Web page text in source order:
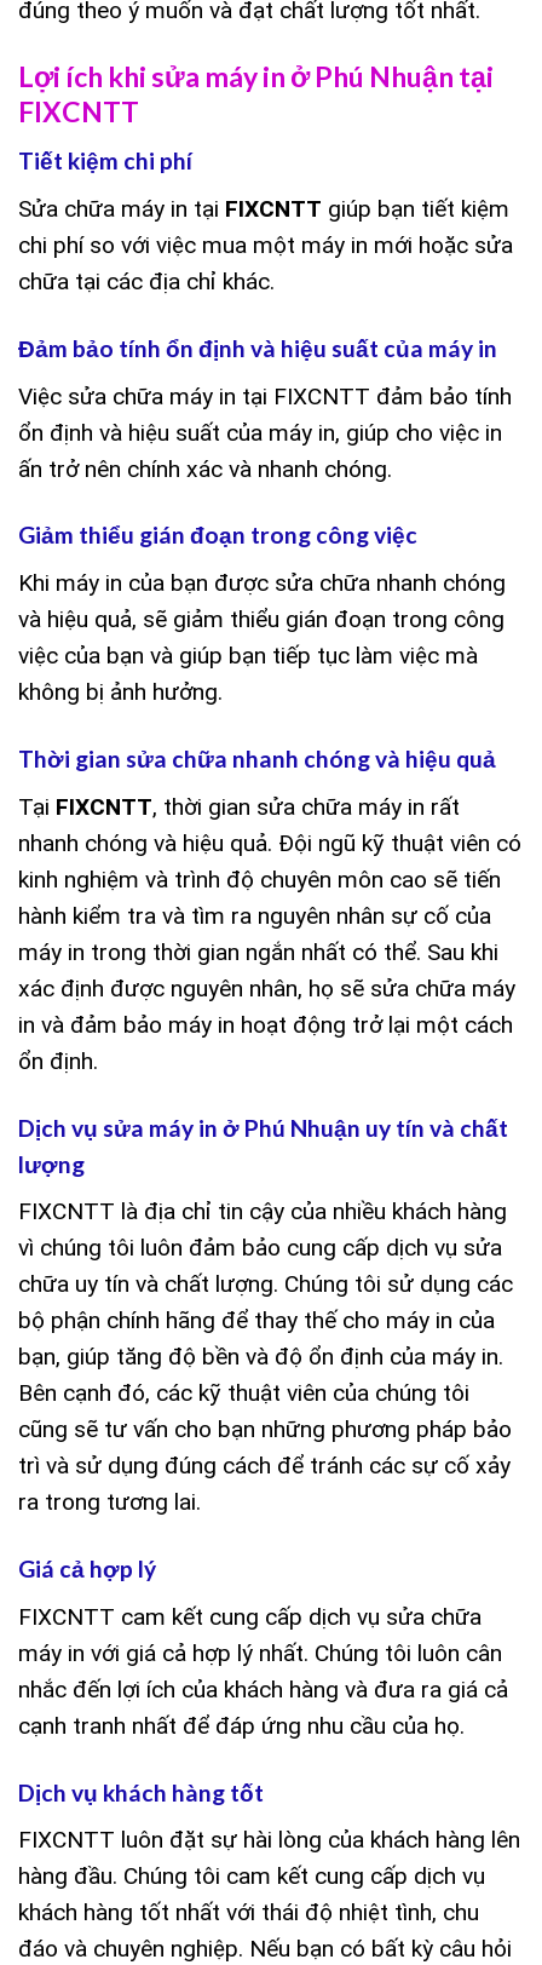
đúng theo ý muốn và đạt chất lượng tốt nhất.
Lợi ích khi sửa máy in ở Phú Nhuận tại
FIXCNTT
Tiết kiệm chi phí
Sửa chữa máy in tại FIXCNTT giúp bạn tiết kiệm
chi phí so với việc mua một máy in mới hoặc sửa
chữa tại các địa chỉ khác.
Đảm bảo tính ổn định và hiệu suất của máy in
Việc sửa chữa máy in tại FIXCNTT đảm bảo tính
ổn định và hiệu suất của máy in, giúp cho việc in
ấn trở nên chính xác và nhanh chóng.
Giảm thiểu gián đoạn trong công việc
Khi máy in của bạn được sửa chữa nhanh chóng
và hiệu quả, sẽ giảm thiểu gián đoạn trong công
việc của bạn và giúp bạn tiếp tục làm việc mà
không bị ảnh hưởng.
Thời gian sửa chữa nhanh chóng và hiệu quả
Tại FIXCNTT, thời gian sửa chữa máy in rất
nhanh chóng và hiệu quả. Đội ngũ kỹ thuật viên có
kinh nghiệm và trình độ chuyên môn cao sẽ tiến
hành kiểm tra và tìm ra nguyên nhân sự cố của
máy in trong thời gian ngắn nhất có thể. Sau khi
xác định được nguyên nhân, họ sẽ sửa chữa máy
in và đảm bảo máy in hoạt động trở lại một cách
ổn định.
Dịch vụ sửa máy in ở Phú Nhuận uy tín và chất
lượng
FIXCNTT là địa chỉ tin cậy của nhiều khách hàng
vì chúng tôi luôn đảm bảo cung cấp dịch vụ sửa
chữa uy tín và chất lượng. Chúng tôi sử dụng các
bộ phận chính hãng để thay thế cho máy in của
bạn, giúp tăng độ bền và độ ổn định của máy in.
Bên cạnh đó, các kỹ thuật viên của chúng tôi
cũng sẽ tư vấn cho bạn những phương pháp bảo
trì và sử dụng đúng cách để tránh các sự cố xảy
ra trong tương lai.
Giá cả hợp lý
FIXCNTT cam kết cung cấp dịch vụ sửa chữa
máy in với giá cả hợp lý nhất. Chúng tôi luôn cân
nhắc đến lợi ích của khách hàng và đưa ra giá cả
cạnh tranh nhất để đáp ứng nhu cầu của họ.
Dịch vụ khách hàng tốt
FIXCNTT luôn đặt sự hài lòng của khách hàng lên
hàng đầu. Chúng tôi cam kết cung cấp dịch vụ
khách hàng tốt nhất với thái độ nhiệt tình, chu
đáo và chuyên nghiệp. Nếu bạn có bất kỳ câu hỏi